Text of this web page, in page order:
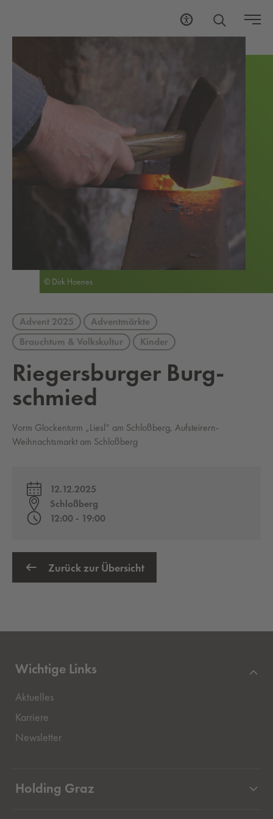
Advent 2025
Adventmärkte
Brauchtum & Volkskultur
Kinder
Rie­gers­bur­ger Burg­
schmied
Vorm Glockenturm „Liesl“ am Schloßberg, Aufsteirern-
Weihnachtsmarkt am Schloßberg
12.12.2025
Schloßberg
12:00 - 19:00
© Dirk Hoenes
Zurück zur Übersicht
Wichtige Links
Aktuelles
Karriere
Newsletter
Holding Graz